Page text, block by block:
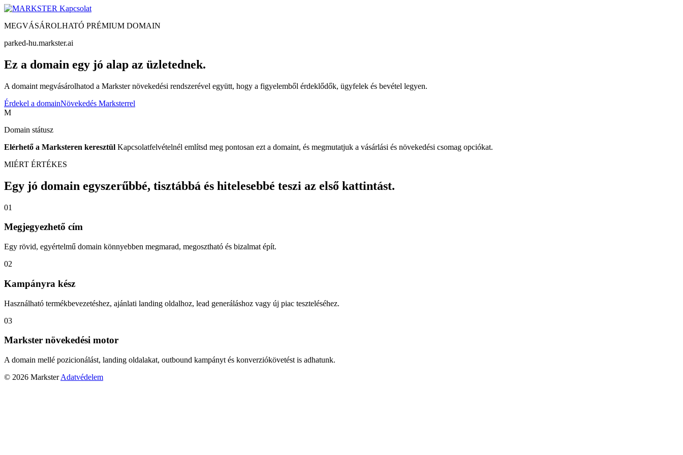
Kapcsolat
MEGVÁSÁROLHATÓ PRÉMIUM DOMAIN
parked-hu.markster.ai
Ez a domain egy jó alap az üzletednek.
A domaint megvásárolhatod a Markster növekedési rendszerével együtt, hogy a figyelemből érdeklődők, ügyfelek és bevétel legyen.
Érdekel a domainNövekedés Marksterrel
M
Domain státusz
Elérhető a Marksteren keresztül Kapcsolatfelvételnél említsd meg pontosan ezt a domaint, és megmutatjuk a vásárlási és növekedési csomag opciókat.
MIÉRT ÉRTÉKES
Egy jó domain egyszerűbbé, tisztábbá és hitelesebbé teszi az első kattintást.
01
Megjegyezhető cím
Egy rövid, egyértelmű domain könnyebben megmarad, megosztható és bizalmat épít.
02
Kampányra kész
Használható termékbevezetéshez, ajánlati landing oldalhoz, lead generáláshoz vagy új piac teszteléséhez.
03
Markster növekedési motor
A domain mellé pozicionálást, landing oldalakat, outbound kampányt és konverziókövetést is adhatunk.
© 2026 Markster Adatvédelem